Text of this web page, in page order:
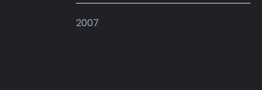
2007